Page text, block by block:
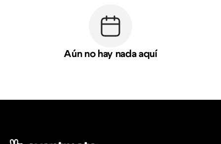
Aún no hay nada aquí